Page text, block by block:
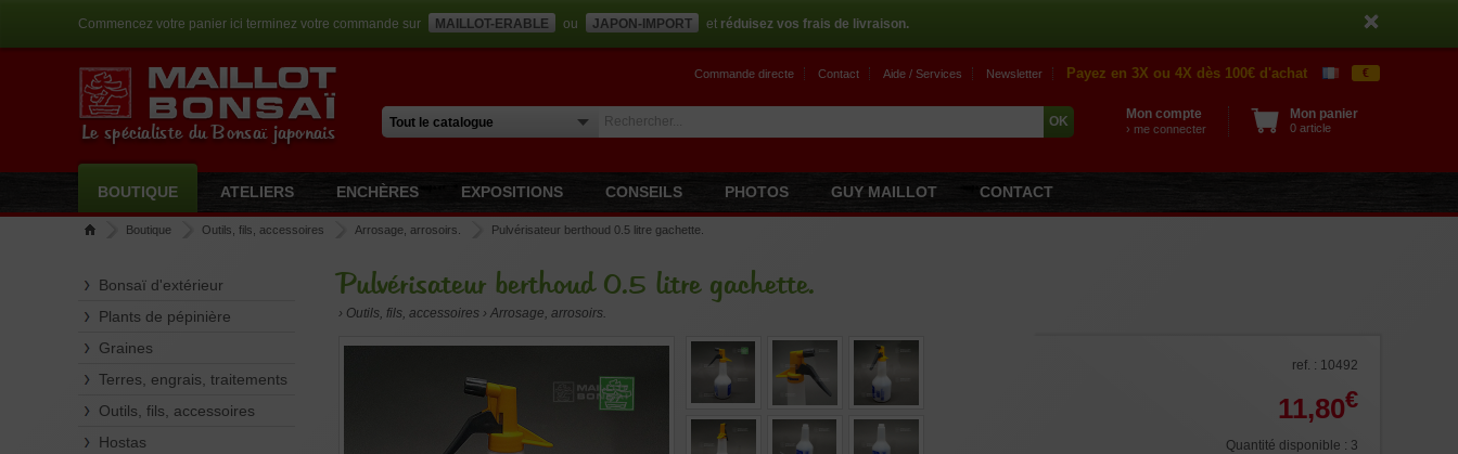
Commencez votre panier ici terminez votre commande sur MAILLOT-ERABLE ou JAPON-IMPORT et réduisez vos frais de livraison.
Le spécialiste du Bonsaï japonais
Commande directe Contact Aide / Services Newsletter Payez en 3X ou 4X dès 100€ d'achat €
Mon compte
› me connecter
Mon panier
0 article
BOUTIQUE ATELIERS ENCHÈRES EXPOSITIONS CONSEILS PHOTOS GUY MAILLOT CONTACT
Boutique Outils, fils, accessoires Arrosage, arrosoirs. Pulvérisateur berthoud 0.5 litre gachette.
Bonsaï d'extérieur
Plants de pépinière
Graines
Terres, engrais, traitements
Outils, fils, accessoires
Hostas
Pulvérisateur berthoud 0.5 litre gachette.
› Outils, fils, accessoires › Arrosage, arrosoirs.
ref. : 10492
11,80€
Quantité disponible : 3